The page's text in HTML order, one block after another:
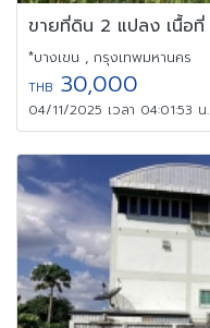
*บางเขน , กรุงเทพมหานคร
THB 30,000
04/11/2025 เวลา 04:01:53 น.